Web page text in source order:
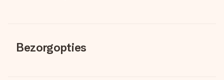
Bezorgopties